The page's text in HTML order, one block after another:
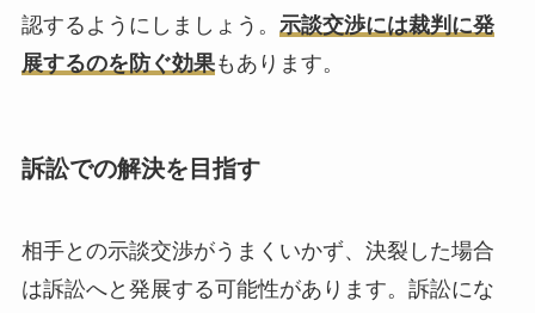
認するようにしましょう。 示談交渉には裁判に発
展するのを防ぐ効果もあります。
訴訟での解決を目指す
相手との示談交渉がうまくいかず、決裂した場合
は訴訟へと発展する可能性があります。訴訟にな